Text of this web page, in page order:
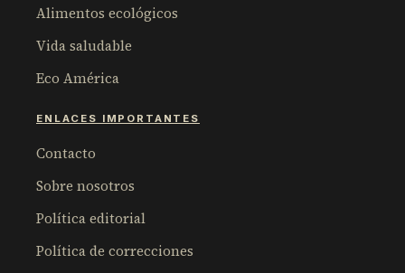
Alimentos ecológicos
Vida saludable
Eco América
ENLACES IMPORTANTES
Contacto
Sobre nosotros
Política editorial
Política de correcciones